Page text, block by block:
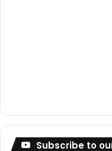
Subscribe to